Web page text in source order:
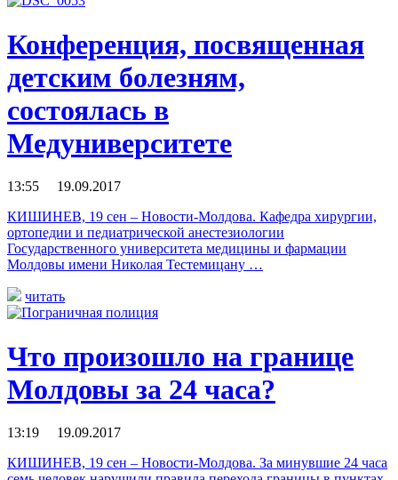
Конференция, посвященная
детским болезням,
состоялась в
Медуниверситете
13:55 19.09.2017
КИШИНЕВ, 19 сен – Новости-Молдова. Кафедра хирургии,
ортопедии и педиатрической анестезиологии
Государственного университета медицины и фармации
Молдовы имени Николая Тестемицану …
читать
Что произошло на границе
Молдовы за 24 часа?
13:19 19.09.2017
КИШИНЕВ, 19 сен – Новости-Молдова. За минувшие 24 часа